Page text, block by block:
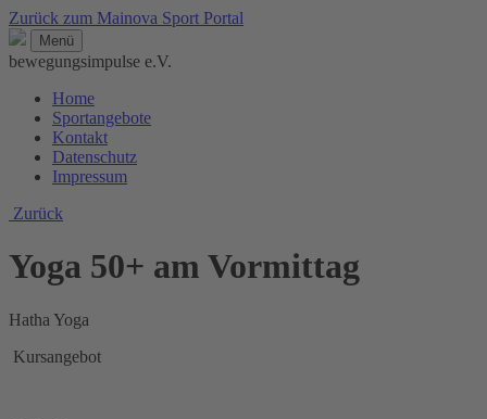
Zurück zum Mainova Sport Portal
Menü
bewegungsimpulse e.V.
Home
Sportangebote
Kontakt
Datenschutz
Impressum
Zurück
Yoga 50+ am Vormittag
Hatha Yoga
Kursangebot